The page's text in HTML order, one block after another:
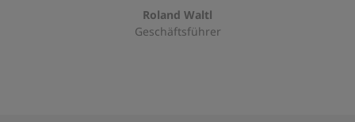
Roland Waltl
Geschäftsführer